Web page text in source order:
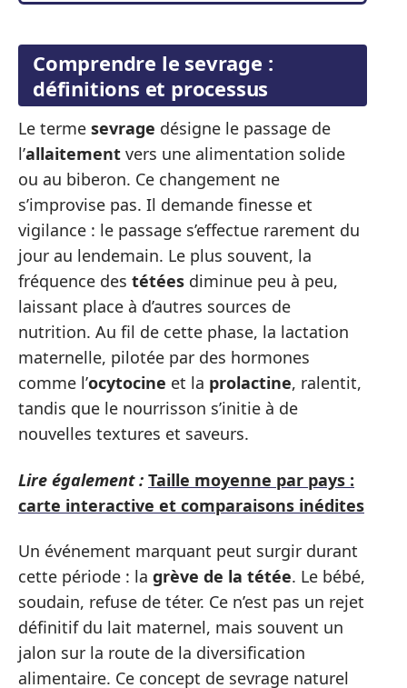
Comprendre le sevrage :
définitions et processus
Le terme sevrage désigne le passage de
l’allaitement vers une alimentation solide
ou au biberon. Ce changement ne
s’improvise pas. Il demande finesse et
vigilance : le passage s’effectue rarement du
jour au lendemain. Le plus souvent, la
fréquence des tétées diminue peu à peu,
laissant place à d’autres sources de
nutrition. Au fil de cette phase, la lactation
maternelle, pilotée par des hormones
comme l’ocytocine et la prolactine, ralentit,
tandis que le nourrisson s’initie à de
nouvelles textures et saveurs.
Lire également : Taille moyenne par pays :
carte interactive et comparaisons inédites
Un événement marquant peut surgir durant
cette période : la grève de la tétée. Le bébé,
soudain, refuse de téter. Ce n’est pas un rejet
définitif du lait maternel, mais souvent un
jalon sur la route de la diversification
alimentaire. Ce concept de sevrage naturel